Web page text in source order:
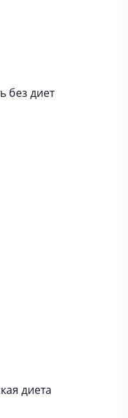
без диет
диета